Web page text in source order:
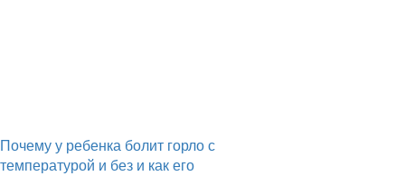
Почему у ребенка болит горло с
температурой и без и как его